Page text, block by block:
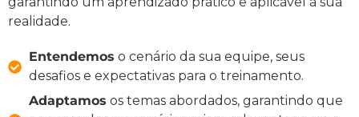
realidade.
Entendemos o cenário da sua equipe, seus
desafios e expectativas para o treinamento.
Adaptamos os temas abordados, garantindo que